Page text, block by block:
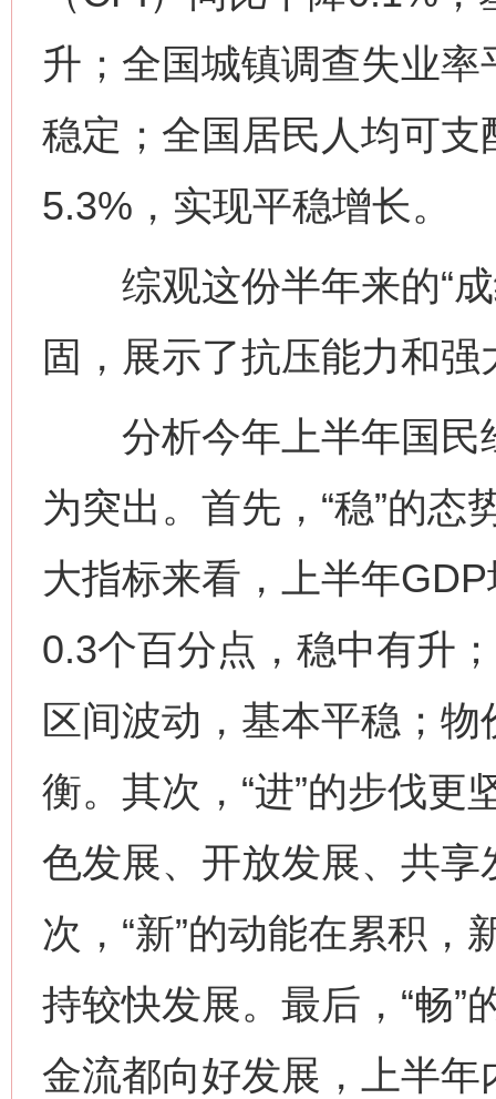
升；全国城镇调查失业
稳定；全国居民人均可
5.3%，实现平稳增长。
综观这份半年来的“成
固，展示了抗压能力和强
分析今年上半年国民
为突出。首先，“稳”的
大指标来看，上半年
0.3个百分点，稳中有升
区间波动，基本平稳；
衡。其次，“进”的步伐更
色发展、开放发展、共
次，“新”的动能在累积
持较快发展。最后，“畅”
金流都向好发展，上半